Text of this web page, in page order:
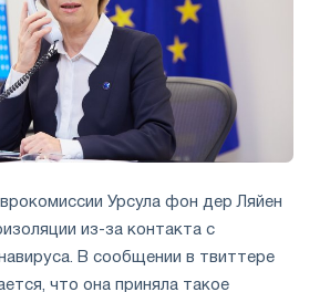
Урсула фон дер Ляйен
из-за контакта с
В сообщении в твиттере
что она приняла такое